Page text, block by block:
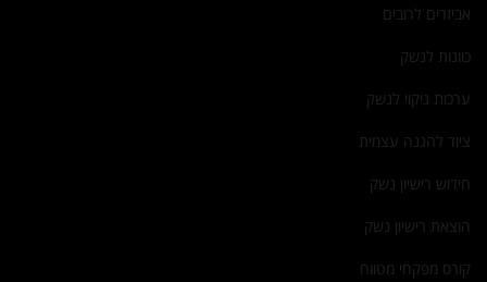
אביזרים לרובים
כוונות לנשק
ערכות ניקוי לנשק
ציוד להגנה עצמית
חידוש רישיון נשק
הוצאת רישיון נשק
קורס מפקחי מטווח